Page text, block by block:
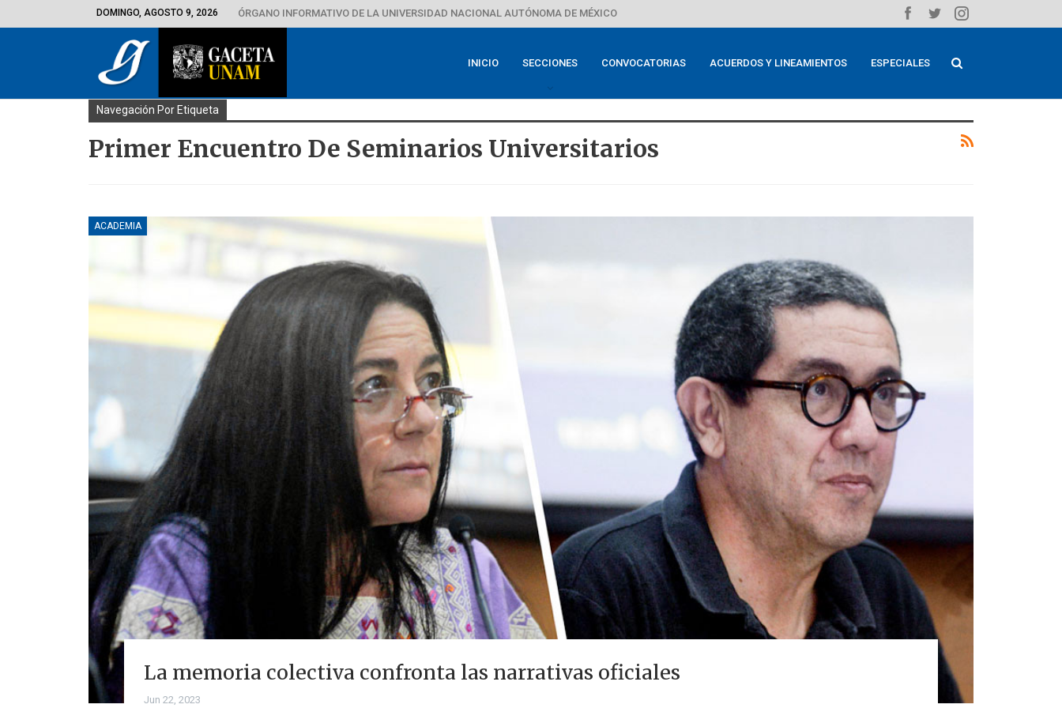
DOMINGO, AGOSTO 9, 2026 ÓRGANO INFORMATIVO DE LA UNIVERSIDAD NACIONAL AUTÓNOMA DE MÉXICO
INICIO SECCIONES CONVOCATORIAS ACUERDOS Y LINEAMIENTOS ESPECIALES
Navegación Por Etiqueta
Primer Encuentro De Seminarios Universitarios
ACADEMIA
La memoria colectiva confronta las narrativas oficiales
Jun 22, 2023